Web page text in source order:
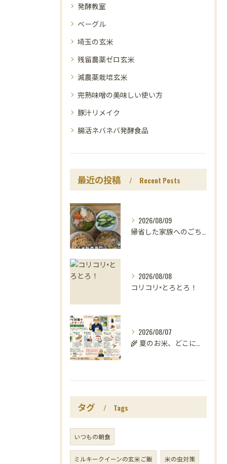
発酵教室
ベーグル
埼玉の玄米
残留農薬ゼロ玄米
減農薬栽培玄米
完熟味噌の美味しい使い方
豚汁リメイク
腸活ネバネバ発酵食品
最近の投稿 Recent Posts
2026/08/09
帰省した家族へのごちそうは、
2026/08/08
コリコリ×とろとろ！
2026/08/07
🌾 夏のお米、どこに置いていますか？
タグ Tags
いつもの朝食
ミルキークイーンの玄米ご飯 米の虫対策